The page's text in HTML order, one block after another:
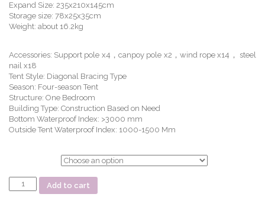
Expand Size: 235x210x145cm
Storage size: 78x25x35cm
Weight: about 16.2kg
Accessories: Support pole x4，canpoy pole x2，wind rope x14， steel
nail x18
Tent Style: Diagonal Bracing Type
Season: Four-season Tent
Structure: One Bedroom
Building Type: Construction Based on Need
Bottom Waterproof Index: >3000 mm
Outside Tent Waterproof Index: 1000-1500 Mm
เต็นท์
Extend
Add to cart